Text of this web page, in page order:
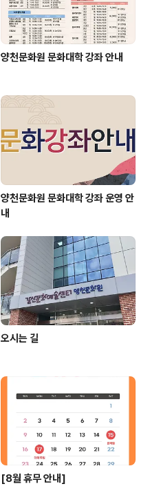
양천문화원 문화대학 강좌 안내
양천문화원 문화대학 강좌 운영 안
내
오시는 길
[8월 휴무 안내]